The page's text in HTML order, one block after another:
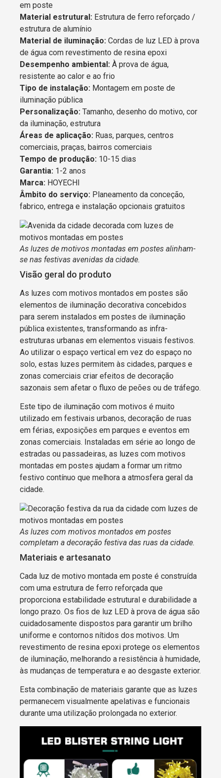
em poste
Material estrutural: Estrutura de ferro reforçado /
estrutura de alumínio
Material de iluminação: Cordas de luz LED à prova
de água com revestimento de resina epoxi
Desempenho ambiental: À prova de água,
resistente ao calor e ao frio
Tipo de instalação: Montagem em poste de
iluminação pública
Personalização: Tamanho, desenho do motivo, cor
da iluminação, estrutura
Áreas de aplicação: Ruas, parques, centros
comerciais, praças, bairros comerciais
Tempo de produção: 10-15 dias
Garantia: 1-2 anos
Marca: HOYECHI
Âmbito do serviço: Planeamento da conceção,
fabrico, entrega e instalação opcionais gratuitos
As luzes de motivos montadas em postes alinham-
se nas festivas avenidas da cidade.
Visão geral do produto
As luzes com motivos montados em postes são
elementos de iluminação decorativa concebidos
para serem instalados em postes de iluminação
pública existentes, transformando as infra-
estruturas urbanas em elementos visuais festivos.
Ao utilizar o espaço vertical em vez do espaço no
solo, estas luzes permitem às cidades, parques e
zonas comerciais criar efeitos de decoração
sazonais sem afetar o fluxo de peões ou de tráfego.
Este tipo de iluminação com motivos é muito
utilizado em festivais urbanos, decoração de ruas
em férias, exposições em parques e eventos em
zonas comerciais. Instaladas em série ao longo de
estradas ou passadeiras, as luzes com motivos
montadas em postes ajudam a formar um ritmo
festivo contínuo que melhora a atmosfera geral da
cidade.
As luzes com motivos montados em postes
completam a decoração festiva das ruas da cidade.
Materiais e artesanato
Cada luz de motivo montada em poste é construída
com uma estrutura de ferro reforçada que
proporciona estabilidade estrutural e durabilidade a
longo prazo. Os fios de luz LED à prova de água são
cuidadosamente dispostos para garantir um brilho
uniforme e contornos nítidos dos motivos. Um
revestimento de resina epoxi protege os elementos
de iluminação, melhorando a resistência à humidade,
às mudanças de temperatura e ao desgaste exterior.
Esta combinação de materiais garante que as luzes
permanecem visualmente apelativas e funcionais
durante uma utilização prolongada no exterior.